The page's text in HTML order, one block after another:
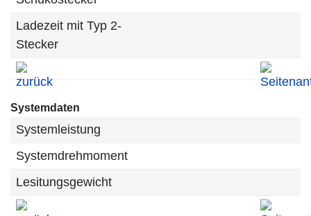
Ladezeit mit Typ 2-
Stecker
Systemdaten
Systemleistung
Systemdrehmoment
Lesitungsgewicht